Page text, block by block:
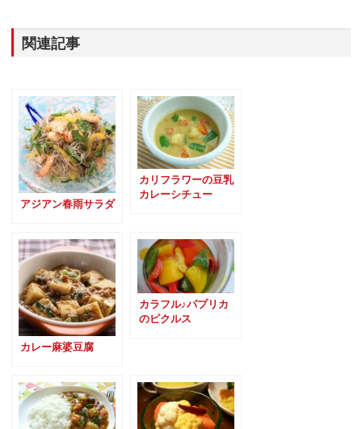
関連記事
アジアン春雨サラダ
カリフラワーの豆乳
カレーシチュー
カレー麻婆豆腐
カラフル♪パプリカ
のピクルス